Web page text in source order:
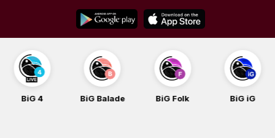
content
BiG 4 BiG Balade BiG Folk BiG iG